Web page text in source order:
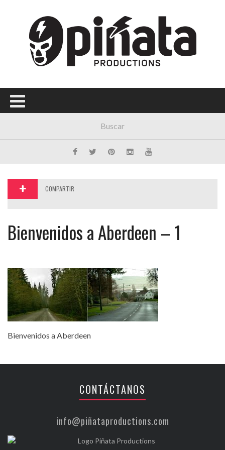
Menú Principal
PORTADA
CONCIERTOS
FESTIVALES
COMPARTIR
Bienvenidos a Aberdeen – 1
Bienvenidos a Aberdeen
CONTÁCTANOS
info@piñataproductions.com